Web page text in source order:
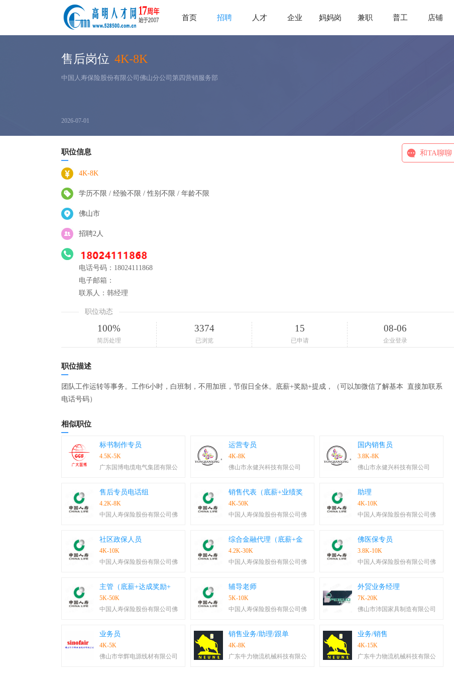
首页 招聘 人才 企业 妈妈岗 兼职 普工 店铺
售后岗位 4K-8K
中国人寿保险股份有限公司佛山分公司第四营销服务部
2026-07-01
职位信息 和TA聊聊
4K-8K
学历不限 / 经验不限 / 性别不限 / 年龄不限
佛山市
招聘2人
电话号码：18024111868
电子邮箱：
联系人：韩经理
职位动态
100%
简历处理
3374
已浏览
15
已申请
08-06
企业登录
职位描述
团队工作运转等事务。工作6小时，白班制，不用加班，节假日全休。底薪+奖励+提成，（可以加微信了解基本 直接加联系
电话号码）
相似职位
标书制作专员
4.5K-5K
广东国博电缆电气集团有限公
运营专员
4K-8K
佛山市永健兴科技有限公司
国内销售员
3.8K-8K
佛山市永健兴科技有限公司
售后专员电话组
4.2K-8K
中国人寿保险股份有限公司佛
销售代表（底薪+业绩奖
4K-50K
中国人寿保险股份有限公司佛
助理
4K-10K
中国人寿保险股份有限公司佛
社区政保人员
4K-10K
中国人寿保险股份有限公司佛
综合金融代理（底薪+金
4.2K-30K
中国人寿保险股份有限公司佛
佛医保专员
3.8K-10K
中国人寿保险股份有限公司佛
主管（底薪+达成奖励+
5K-50K
中国人寿保险股份有限公司佛
辅导老师
5K-10K
中国人寿保险股份有限公司佛
外贸业务经理
7K-20K
佛山市沛国家具制造有限公司
业务员
4K-5K
佛山市华辉电源线材有限公司
销售业务/助理/跟单
4K-8K
广东牛力物流机械科技有限公
业务/销售
4K-15K
广东牛力物流机械科技有限公